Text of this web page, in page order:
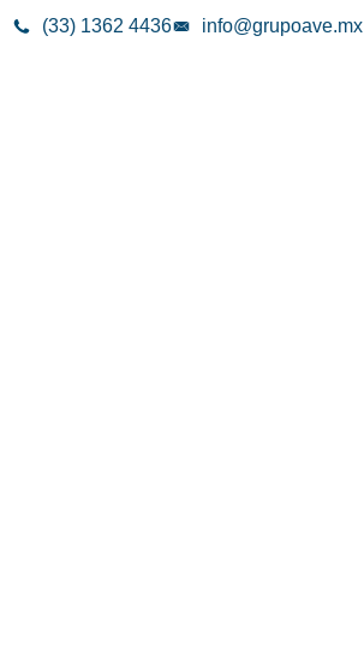
(33) 1362 4436 info@grupoave.mx